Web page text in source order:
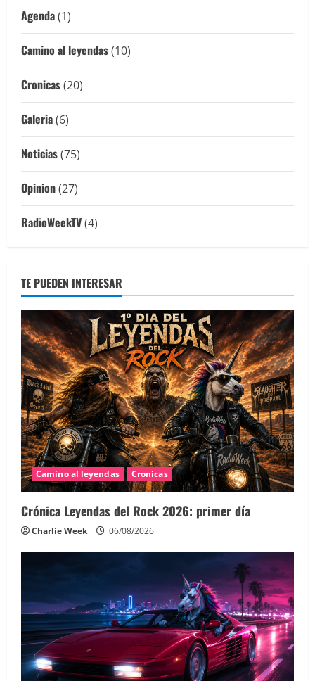
Agenda(1)
Camino al leyendas(10)
Cronicas(20)
Galeria(6)
Noticias(75)
Opinion(27)
RadioWeekTV(4)
TE PUEDEN INTERESAR
Camino al leyendas Cronicas
Crónica Leyendas del Rock 2026: primer día
Charlie Week 06/08/2026